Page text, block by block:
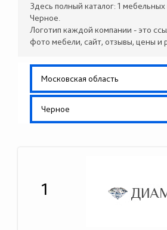
Здесь полный каталог: 1
Черное.
Логотип каждой компании - это
фото мебели, сайт, отзывы, цены и
Московская область
Черное
1